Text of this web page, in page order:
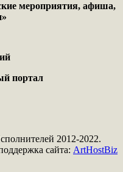
мероприятия, афиша,
портал
2012-2022.
сайта: ArtHostBiz